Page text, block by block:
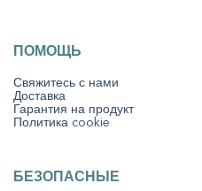
ПОМОЩЬ
Свяжитесь с нами
Доставка
Гарантия на продукт
Политика cookie
БЕЗОПАСНЫЕ